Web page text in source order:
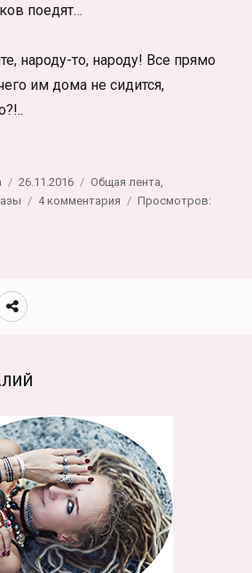
поедят…
народу-то, народу! Все прямо
им дома не сидится,
Опубликовано
26.11.2016 Рубрики
Общая лента
4 комментария
Просмотров:
Телеграм